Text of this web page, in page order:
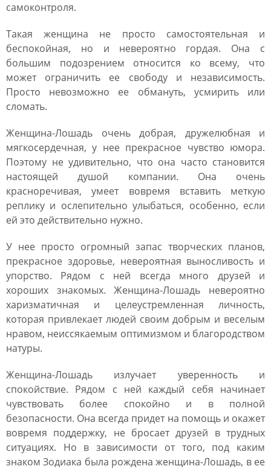
самоконтроля.
Такая женщина не просто самостоятельная и
беспокойная, но и невероятно гордая. Она с
большим подозрением относится ко всему, что
может ограничить ее свободу и независимость.
Просто невозможно ее обмануть, усмирить или
сломать.
Женщина-Лошадь очень добрая, дружелюбная и
мягкосердечная, у нее прекрасное чувство юмора.
Поэтому не удивительно, что она часто становится
настоящей душой компании. Она очень
красноречивая, умеет вовремя вставить меткую
реплику и ослепительно улыбаться, особенно, если
ей это действительно нужно.
У нее просто огромный запас творческих планов,
прекрасное здоровье, невероятная выносливость и
упорство. Рядом с ней всегда много друзей и
хороших знакомых. Женщина-Лошадь невероятно
харизматичная и целеустремленная личность,
которая привлекает людей своим добрым и веселым
нравом, неиссякаемым оптимизмом и благородством
натуры.
Женщина-Лошадь излучает уверенность и
спокойствие. Рядом с ней каждый себя начинает
чувствовать более спокойно и в полной
безопасности. Она всегда придет на помощь и окажет
вовремя поддержку, не бросает друзей в трудных
ситуациях. Но в зависимости от того, под каким
знаком Зодиака была рождена женщина-Лошадь, в ее